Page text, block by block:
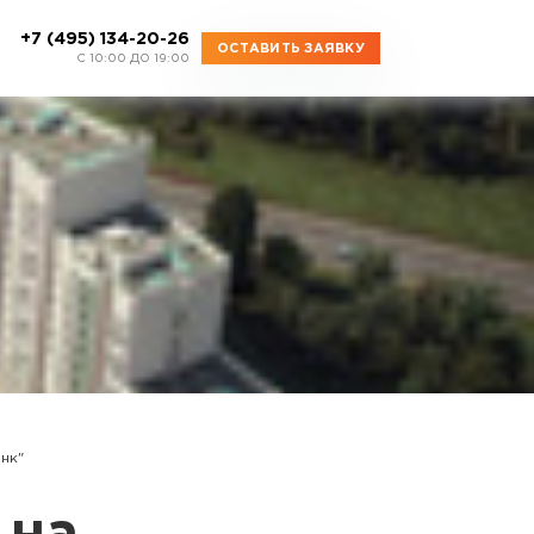
+7 (495) 134-20-26
C 10:00 ДО 19:00
ОСТАВИТЬ ЗАЯВКУ